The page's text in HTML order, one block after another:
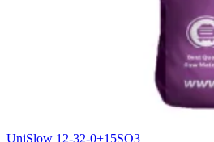
UniSlow 12-32-0+15SO3